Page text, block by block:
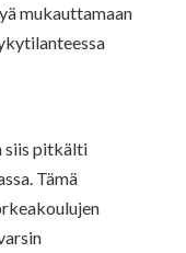
mukauttamaan
siis pitkälti
Tämä